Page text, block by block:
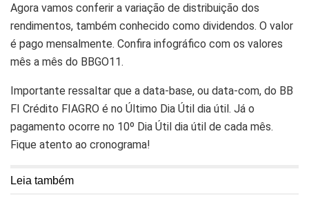
Agora vamos conferir a variação de distribuição dos
rendimentos, também conhecido como dividendos. O valor
é pago mensalmente. Confira infográfico com os valores
mês a mês do BBGO11.
Importante ressaltar que a data-base, ou data-com, do BB
FI Crédito FIAGRO é no Último Dia Útil dia útil. Já o
pagamento ocorre no 10º Dia Útil dia útil de cada mês.
Fique atento ao cronograma!
Leia também